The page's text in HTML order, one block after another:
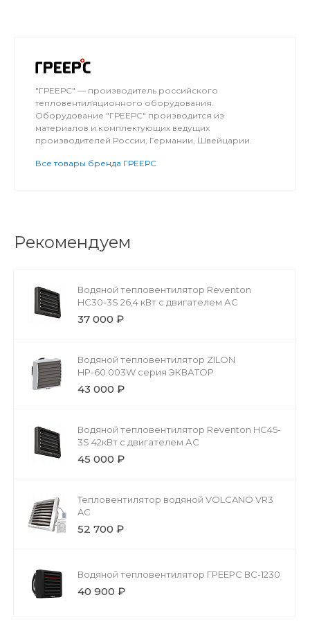
"ГРЕЕРС" — производитель российского
тепловентиляционного оборудования.
Оборудование "ГРЕЕРС" производится из
материалов и комплектующих ведущих
производителей России, Германии, Швейцарии.
Все товары бренда ГРЕЕРС
Рекомендуем
Водяной тепловентилятор Reventon
HC30-3S 26,4 кВт с двигателем АС
37 000 ₽
Водяной тепловентилятор ZILON
HР-60.003W серия ЭКВАТОР
43 000 ₽
Водяной тепловентилятор Reventon HC45-
3S 42кВт с двигателем АС
45 000 ₽
Тепловентилятор водяной VOLCANO VR3
AC
52 700 ₽
Водяной тепловентилятор ГРЕЕРС ВС-1230
40 900 ₽